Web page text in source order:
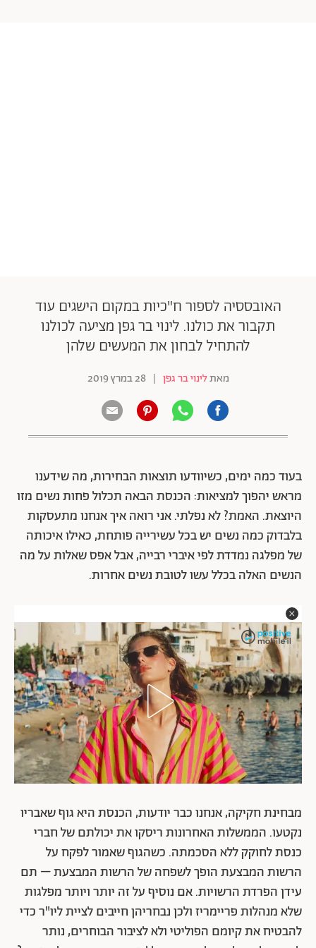
האובססיה לספור ח"כיות במקום הישגים עוד
תקבור את כולנו. לינוי בר גפן מציעה לכולנו
להתחיל לבחון את המעשים שלהן
מאתלינוי בר גפן | 28 במרץ 2019
בעוד כמה ימים, כשיוודעו תוצאות הבחירות, מה שידענו
מראש יהפוך למציאות: הכנסת הבאה תכלול פחות נשים מזו
היוצאת. האמת? לא נפלתי. אני רואה איך אנחנו מתעסקות
בלבדוק כמה נשים יש בכל עשירייה פותחת, כאילו איכותה
של מפלגה נמדדת לפי איברי רבייה, אבל אפס שאלות על מה
הנשים האלה בכלל עשו לטובת נשים אחרות.
מבחינת חקיקה, אנחנו כבר יודעות, הכנסת היא גוף שאבריו
נקטעו. הממשלות האחרונות ריסקו את יכולתם של חברי
כנסת לחוקק ללא הסכמתה. כשהגוף שאמור לפקח על
הרשות המבצעת הופך לשפחה של הרשות המבצעת – תם
עידן הפרדת הרשויות. אם נוסיף על זה יותר ויותר מפלגות
שלא מנהלות פריימריז ולכן נבחריהן חייבים לציית ליו"ר כדי
להבטיח את קיומם הפוליטי ולא לציבור הבוחרים, נותר